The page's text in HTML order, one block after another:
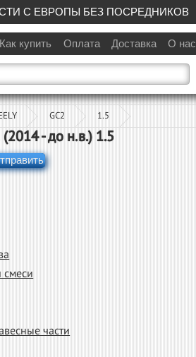
С ЕВРОПЫ БЕЗ ПОСРЕДНИКОВ
Как купить Оплата Доставка О нас
GC2 1.5
(2014 - до н.в.) 1.5
смеси
части